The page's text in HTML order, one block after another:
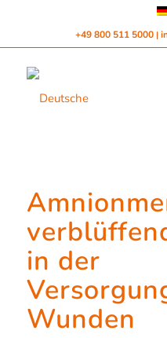
+49 800 511 5000 |
in der
Wunden